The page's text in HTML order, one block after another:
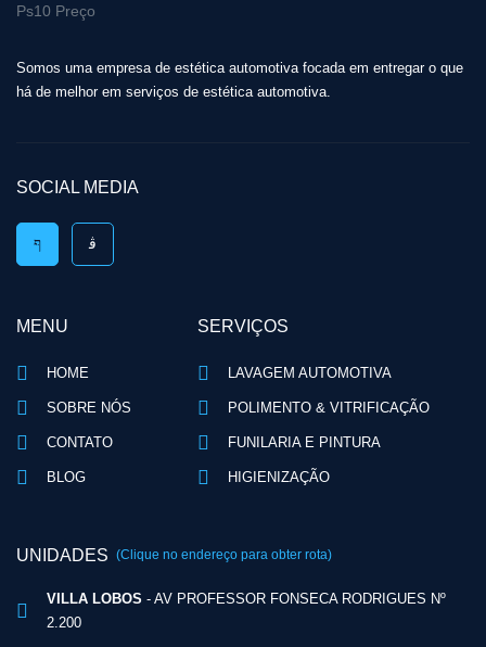
Somos uma empresa de estética automotiva focada em entregar o que
há de melhor em serviços de estética automotiva.
SOCIAL MEDIA
MENU
HOME
SOBRE NÓS
CONTATO
BLOG
SERVIÇOS
LAVAGEM AUTOMOTIVA
POLIMENTO & VITRIFICAÇÃO
FUNILARIA E PINTURA
HIGIENIZAÇÃO
UNIDADES (Clique no endereço para obter rota)
VILLA LOBOS - AV PROFESSOR FONSECA RODRIGUES Nº
2.200